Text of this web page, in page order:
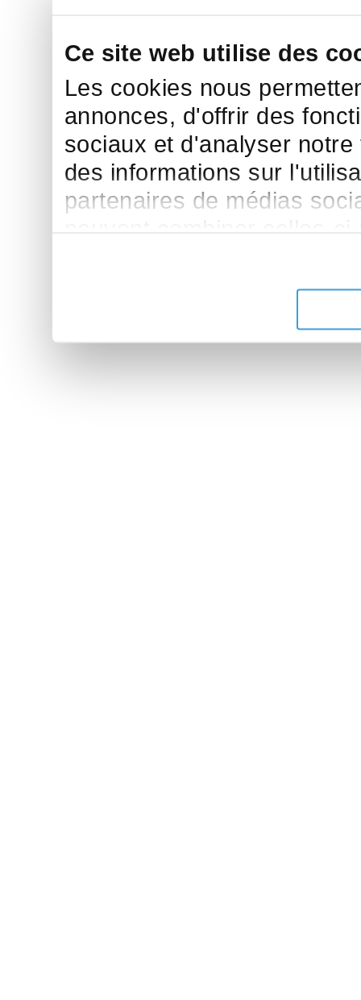
Ce site web utilise des
Les cookies nous
annonces, d'offrir des
sociaux et d'analyser
des informations sur
partenaires de médias